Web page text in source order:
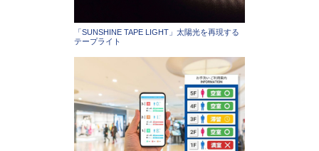
「SUNSHINE TAPE LIGHT」太陽光を再現する
テープライト